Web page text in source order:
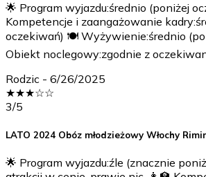
🌟 Program wyjazdu:średnio (poniżej
Kompetencje i zaangażowanie
oczekiwań) 🍽️ Wyżywienie:średnio
Obiekt noclegowy:zgodnie z
Rodzic - 6/26/2025
★★★☆☆
3/5
LATO 2024 Obóz młodzieżowy Włochy
🌟 Program wyjazdu:źle (znacznie